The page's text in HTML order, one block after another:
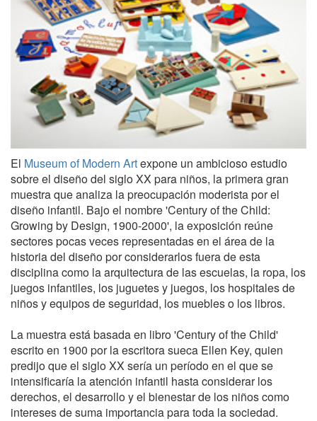
El Museum of Modern Artexpone un ambicioso estudio
sobre el diseño del siglo XX para niños, la primera gran
muestra que analiza la preocupación moderista por el
diseño infantil. Bajo el nombre 'Century of the Child:
Growing by Design, 1900-2000', la exposición reúne
sectores pocas veces representadas en el área de la
historia del diseño por considerarlos fuera de esta
disciplina como la arquitectura de las escuelas, la ropa, los
juegos infantiles, los juguetes y juegos, los hospitales de
niños y equipos de seguridad, los muebles o los libros.
La muestra está basada en libro 'Century of the Child'
escrito en 1900 por la escritora sueca Ellen Key, quien
predijo que el siglo XX sería un período en el que se
intensificaría la atención infantil hasta considerar los
derechos, el desarrollo y el bienestar de los niños como
intereses de suma importancia para toda la sociedad.